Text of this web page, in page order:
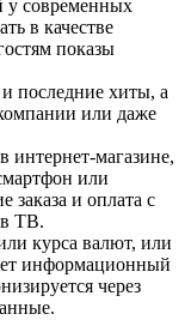
у современных
в качестве
показы
последние хиты, а
или даже
интернет-магазине,
или
и оплата с
в ТВ.
курса валют, или
информационный
через